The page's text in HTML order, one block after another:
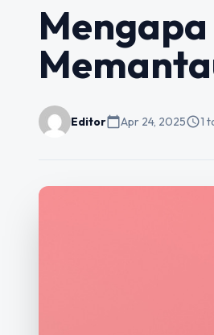
Editorcalendar_todayApr 24, 2025schedule1